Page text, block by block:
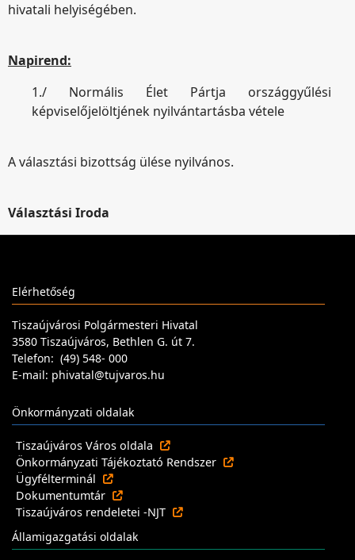
hivatali helyiségében.
Napirend:
1./ Normális Élet Pártja országgyűlési
képviselőjelöltjének nyilvántartásba vétele
A választási bizottság ülése nyilvános.
Választási Iroda
Elérhetőség
Tiszaújvárosi Polgármesteri Hivatal
3580 Tiszaújváros, Bethlen G. út 7.
Telefon: (49) 548- 000
E-mail: phivatal@tujvaros.hu
Önkormányzati oldalak
Tiszaújváros Város oldala
Önkormányzati Tájékoztató Rendszer
Ügyfélterminál
Dokumentumtár
Tiszaújváros rendeletei -NJT
Államigazgatási oldalak